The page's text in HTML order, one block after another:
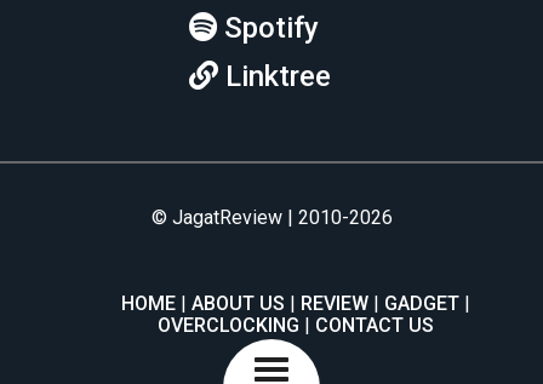
Spotify
Linktree
© JagatReview | 2010-2026
HOME ABOUT US REVIEW
GADGET
OVERCLOCKING
CONTACT US